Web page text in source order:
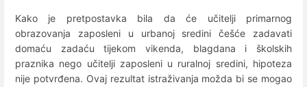
Kako je pretpostavka bila da će učitelji primarnog
obrazovanja zaposleni u urbanoj sredini češće zadavati
domaću zadaću tijekom vikenda, blagdana i školskih
praznika nego učitelji zaposleni u ruralnoj sredini, hipoteza
nije potvrđena. Ovaj rezultat istraživanja možda bi se mogao